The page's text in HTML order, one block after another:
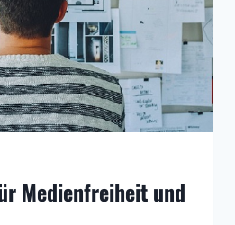
Medienfreiheit und